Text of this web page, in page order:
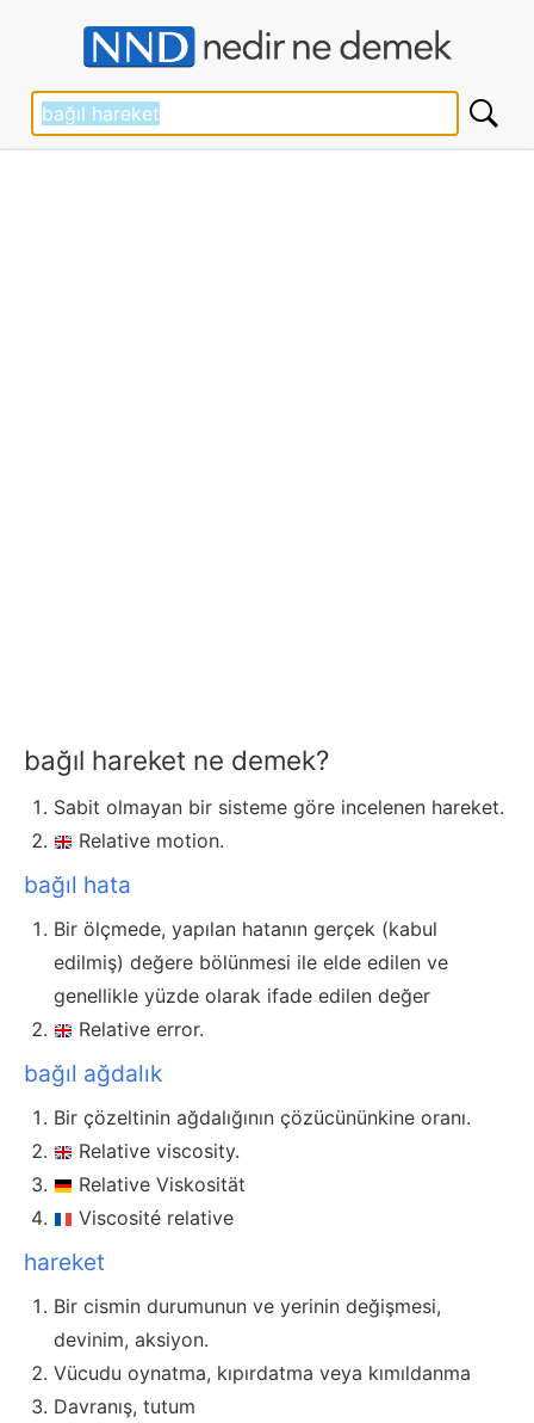
bağıl hareket ne demek?
Sabit olmayan bir sisteme göre incelenen hareket.
Relative motion.
bağıl hata
Bir ölçmede, yapılan hatanın gerçek (kabul
edilmiş) değere bölünmesi ile elde edilen ve
genellikle yüzde olarak ifade edilen değer
Relative error.
bağıl ağdalık
Bir çözeltinin ağdalığının çözücününkine oranı.
Relative viscosity.
Relative Viskosität
Viscosité relative
hareket
Bir cismin durumunun ve yerinin değişmesi,
devinim, aksiyon.
Vücudu oynatma, kıpırdatma veya kımıldanma
Davranış, tutum